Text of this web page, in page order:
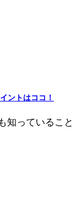
ントはココ！
知っていること